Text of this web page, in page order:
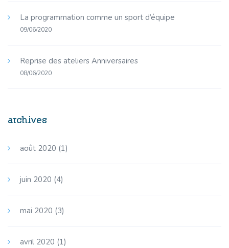
La programmation comme un sport d’équipe
09/06/2020
Reprise des ateliers Anniversaires
08/06/2020
archives
août 2020 (1)
juin 2020 (4)
mai 2020 (3)
avril 2020 (1)